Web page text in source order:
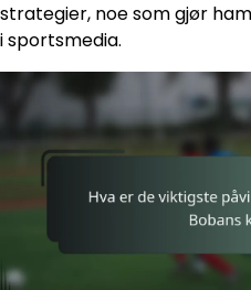
strategier, noe som gjør
i sportsmedia.